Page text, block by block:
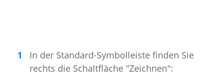
In der Standard-Symbolleiste finden Sie
rechts die Schaltfläche "Zeichnen":